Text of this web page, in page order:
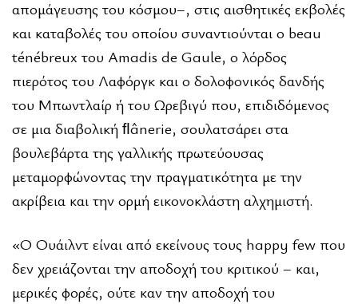
απομάγευσης του κόσμου–, στις αισθητικές εκβολές
και καταβολές του οποίου συναντιούνται ο beau
ténébreux του Amadis de Gaule, ο λόρδος
πιερότος του Λαφόργκ και ο δολοφονικός δανδής
του Μπωντλαίρ ή του Ωρεβιγύ που, επιδιδόμενος
σε μια διαβολική ﬂânerie, σουλατσάρει στα
βουλεβάρτα της γαλλικής πρωτεύουσας
μεταμορφώνοντας την πραγματικότητα με την
ακρίβεια και την ορμή εικονοκλάστη αλχημιστή.
«Ο Ουάιλντ είναι από εκείνους τους happy few που
δεν χρειάζονται την αποδοχή του κριτικού – και,
μερικές φορές, ούτε καν την αποδοχή του